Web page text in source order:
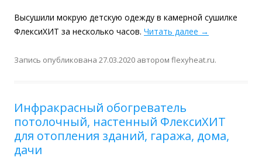
Высушили мокрую детскую одежду в камерной сушилке
ФлексиХИТ за несколько часов. Читать далее →
Запись опубликована 27.03.2020 автором flexyheat.ru.
Инфракрасный обогреватель
потолочный, настенный ФлексиХИТ
для отопления зданий, гаража, дома,
дачи